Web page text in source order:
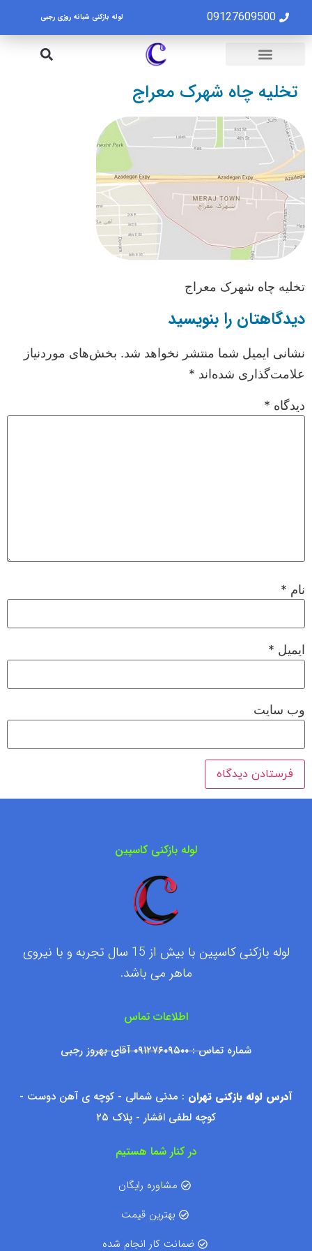
09127609500 لوله بازکنی شبانه روزی رجبی
تخلیه چاه شهرک معراج
تخلیه چاه شهرک معراج
دیدگاهتان را بنویسید
نشانی ایمیل شما منتشر نخواهد شد. بخش‌های موردنیاز
علامت‌گذاری شده‌اند *
دیدگاه *
نام *
ایمیل *
وب‌ سایت
لوله بازکنی کاسپین
لوله بازکنی کاسپین با بیش از 15 سال تجربه و با نیروی
ماهر می باشد.
اطلاعات تماس
شماره تماس : ۰۹۱۲۷۶۰۹۵۰۰ آقای بهروز رجبی
آدرس لوله بازکنی تهران : مدنی شمالی - کوچه ی آهن دوست -
کوچه لطفی افشار - پلاک ۲۵
در کنار شما هستیم
مشاوره رایگان
بهترین قیمت
ضمانت کار انجام شده